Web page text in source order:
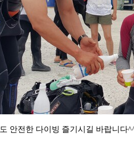
안전한 다이빙 즐기시길 바랍니다